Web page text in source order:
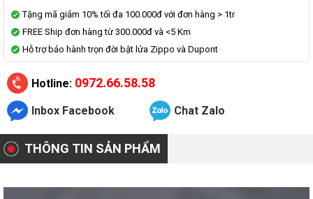
Tặng mã giảm 10% tối đa 100.000đ với đơn hàng > 1tr
FREE Ship đơn hàng từ 300.000đ và <5 Km
Hỗ trợ bảo hành trọn đời bật lửa Zippo và Dupont
Hotline: 0972.66.58.58
Inbox Facebook Chat Zalo
THÔNG TIN SẢN PHẨM